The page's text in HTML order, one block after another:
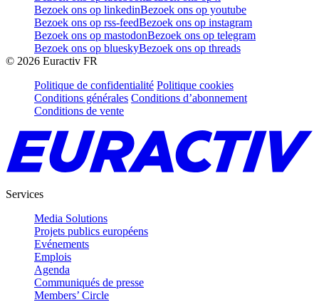
Bezoek ons op linkedinBezoek ons op youtube
Bezoek ons op rss-feedBezoek ons op instagram
Bezoek ons op mastodonBezoek ons op telegram
Bezoek ons op blueskyBezoek ons op threads
© 2026 Euractiv FR
Politique de confidentialité Politique cookies
Conditions générales Conditions d’abonnement
Conditions de vente
Services
Media Solutions
Projets publics européens
Evénements
Emplois
Agenda
Communiqués de presse
Members’ Circle